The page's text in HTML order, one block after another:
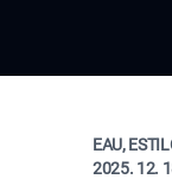
EAU,
2025. 12.